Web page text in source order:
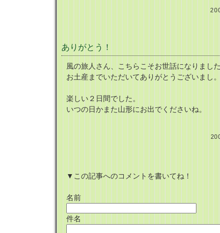
ありがとう！
風の旅人さん、こちらこそお世話になりまし
お土産までいただいてありがとうございまし
楽しい２日間でした。
いつの日かまた山形にお出でくださいね。
▼この記事へのコメントを書いてね！
名前
件名